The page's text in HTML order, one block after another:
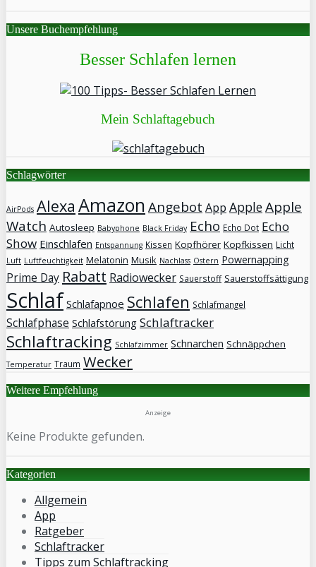
Unsere Buchempfehlung
Besser Schlafen lernen
Mein Schlaftagebuch
Schlagwörter
AirPods Alexa AmazonAngebot App AppleApple
Watch Autosleep Babyphone Black Friday Echo Echo Dot Echo
Show Einschlafen Entspannung Kissen Kopfhörer Kopfkissen Licht
Luft Luftfeuchtigkeit Melatonin Musik Nachlass Ostern Powernapping
Prime Day Rabatt Radiowecker Sauerstoff Sauerstoffsättigung
Schlaf Schlafapnoe Schlafen Schlafmangel
Schlafphase Schlafstörung Schlaftracker
Schlaftracking Schlafzimmer Schnarchen Schnäppchen
Temperatur Traum Wecker
Weitere Empfehlung
Anzeige
Keine Produkte gefunden.
Kategorien
Allgemein
App
Ratgeber
Schlaftracker
Tipps zum Schlaftracking